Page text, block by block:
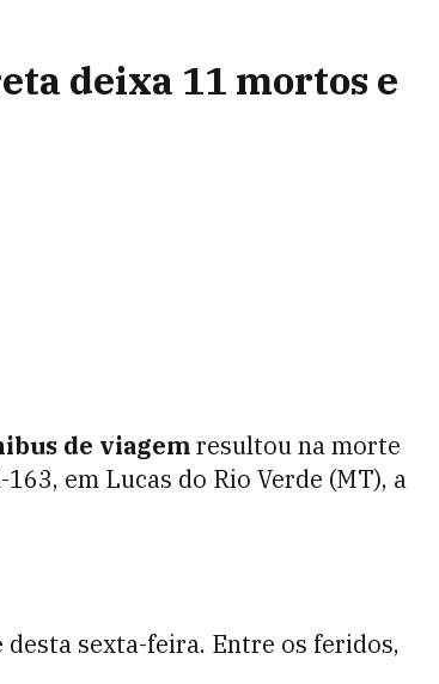
deixa 11 mortos e
de viagemresultou na morte
em Lucas do Rio Verde (MT), a
sexta-feira. Entre os feridos,